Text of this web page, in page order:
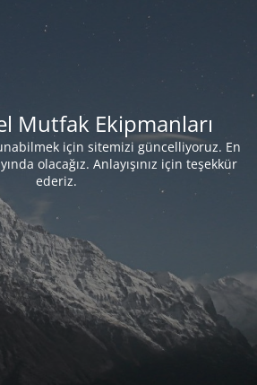
Mutfak Ekipmanları
için sitemizi güncelliyoruz. En
olacağız. Anlayışınız için teşekkür
ederiz.